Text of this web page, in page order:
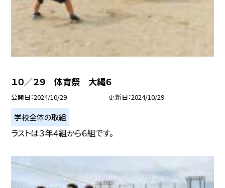
１０／２９ 体育祭 大縄６
公開日 2024/10/29 更新日 2024/10/29
学校全体の取組
ラストは３年４組から６組です。